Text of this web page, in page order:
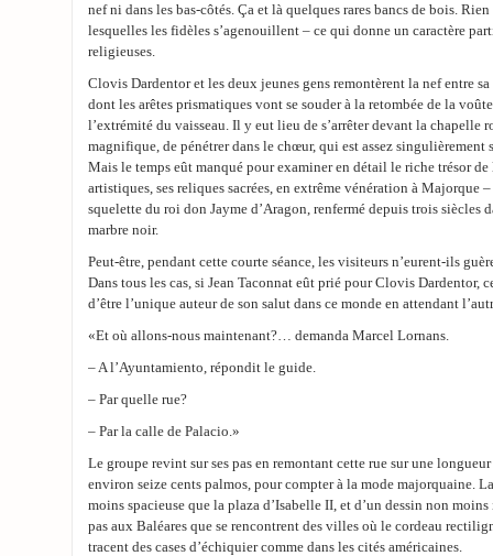
nef ni dans les bas-côtés. Ça et là quelques rares bancs de bois.
lesquelles les fidèles s’agenouillent – ce qui donne un caractère
religieuses.
Clovis Dardentor et les deux jeunes gens remontèrent la nef entre
dont les arêtes prismatiques vont se souder à la retombée de la
l’extrémité du vaisseau. Il y eut lieu de s’arrêter devant la chapelle
magnifique, de pénétrer dans le chœur, qui est assez
Mais le temps eût manqué pour examiner en détail le riche trésor de
artistiques, ses reliques sacrées, en extrême vénération à Majorque
squelette du roi don Jayme d’Aragon, renfermé depuis trois siècles
marbre noir.
Peut-être, pendant cette courte séance, les visiteurs n’eurent-ils
Dans tous les cas, si Jean Taconnat eût prié pour Clovis Dardentor,
d’être l’unique auteur de son salut dans ce monde en attendant
«Et où allons-nous maintenant?… demanda Marcel Lornans.
– A l’Ayuntamiento, répondit le guide.
– Par quelle rue?
– Par la calle de Palacio.»
Le groupe revint sur ses pas en remontant cette rue sur une
environ seize cents palmos, pour compter à la mode majorquaine.
moins spacieuse que la plaza d’Isabelle II, et d’un dessin non moins
pas aux Baléares que se rencontrent des villes où le cordeau
tracent des cases d’échiquier comme dans les cités américaines.